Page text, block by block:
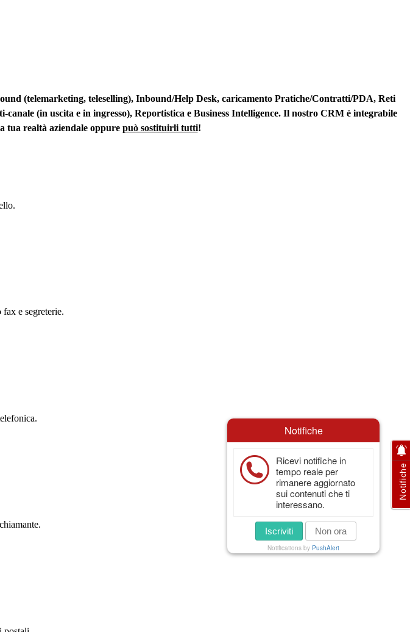
(telemarketing, teleselling), Inbound/Help Desk, caricamento Pratiche/Contratti/PDA, Reti
(in uscita e in ingresso), Reportistica e Business Intelligence. Il nostro CRM è integrabile
tua realtà aziendale oppure può sostituirli tutti!
e segreterie.
Notifiche
Notifiche
Ricevi notifiche in
tempo reale per
rimanere aggiornato
sui contenuti che ti
interessano.
Iscriviti Non ora
Notifications by PushAlert